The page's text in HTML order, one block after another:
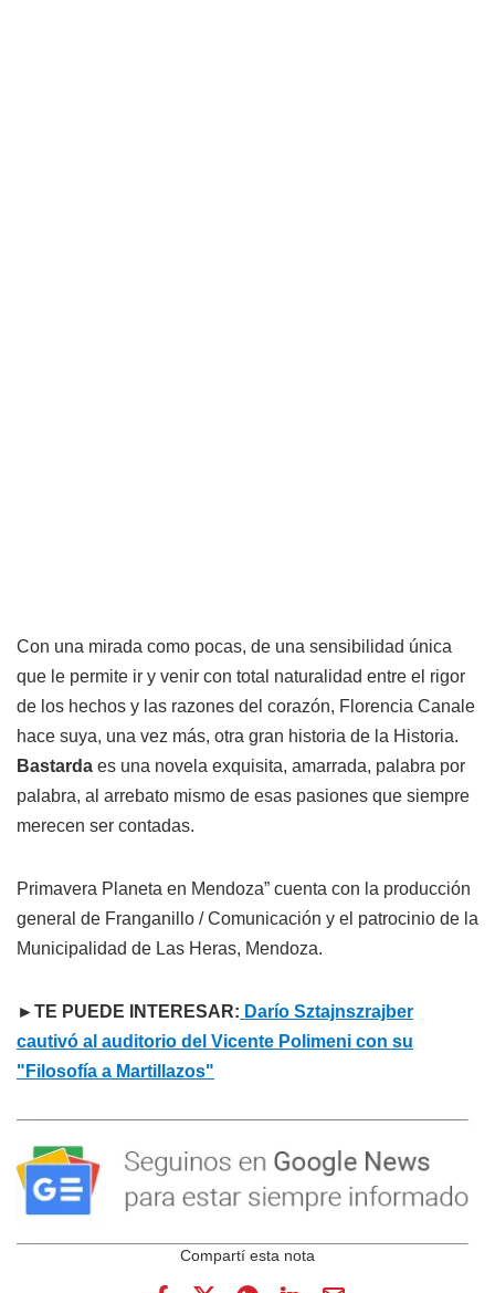
Con una mirada como pocas, de una sensibilidad única
que le permite ir y venir con total naturalidad entre el rigor
de los hechos y las razones del corazón, Florencia Canale
hace suya, una vez más, otra gran historia de la Historia.
Bastarda es una novela exquisita, amarrada, palabra por
palabra, al arrebato mismo de esas pasiones que siempre
merecen ser contadas.
Primavera Planeta en Mendoza” cuenta con la producción
general de Franganillo / Comunicación y el patrocinio de la
Municipalidad de Las Heras, Mendoza.
►TE PUEDE INTERESAR: Darío Sztajnszrajber
cautivó al auditorio del Vicente Polimeni con su
"Filosofía a Martillazos"